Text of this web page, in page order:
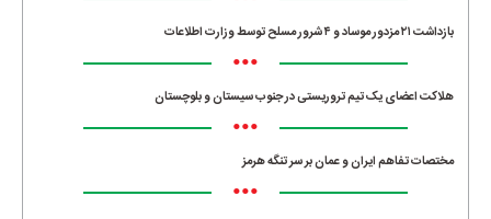
بازداشت ۲۱ مزدور موساد و ۴ شرور مسلح توسط وزارت اطلاعات
•••
هلاکت اعضای یک تیم تروریستی در جنوب سیستان و بلوچستان
•••
مختصات تفاهم ایران و عمان بر سر تنگه هرمز
•••